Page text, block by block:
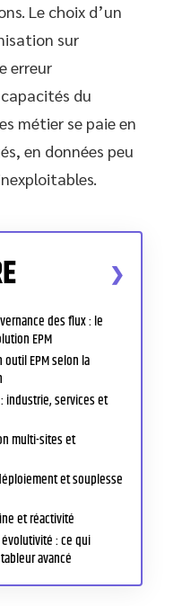
Le choix d’un
sur
erreur
du
métier se paie en
en données peu
des flux : le
EPM
EPM selon la
industrie, services et
multi-sites et
et souplesse
et réactivité
: ce qui
avancé